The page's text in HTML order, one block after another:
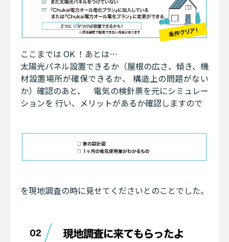
ここまでは OK ！あとは…
太陽光パネル設置できるか（屋根の広さ、傾き、機
材設置場所が確保できるか、 構造上の問題がない
か）確認のあと、 電気の検針票を元にシミュレー
ションを 行い、メリットがあるか確認しますので
を現地調査の時に見せてくださいとのことでした。